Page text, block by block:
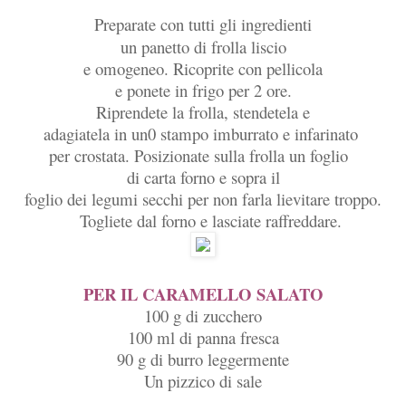
Preparate con tutti gli ingredienti
un panetto di frolla liscio
e omogeneo. Ricoprite con pellicola
e ponete in frigo per 2 ore.
Riprendete la frolla, stendetela e
adagiatela in un0 stampo imburrato e infarinato
per crostata. Posizionate sulla frolla un foglio
di carta forno e sopra il
foglio dei legumi secchi per non farla lievitare troppo.
Togliete dal forno e lasciate raffreddare.
PER IL CARAMELLO SALATO
100 g di zucchero
100 ml di panna fresca
90 g di burro leggermente
Un pizzico di sale